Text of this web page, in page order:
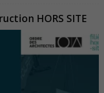
HORS SITE